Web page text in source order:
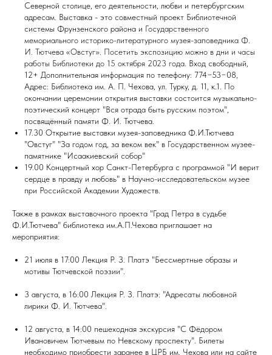
Северной столице, его деятельности, любви и петербургским
адресам. Выставка - это совместный проект Библиотечной
системы Фрунзенского района и Государственного
мемориального историко-литературного музея-заповедника Ф.
И. Тютчева «Овстуг» Посетить экспозицию можно в дни и часы
работы Библиотеки до 15 октября 2023 года. Вход свободный,
12+ Дополнительная информация по телефону: 774−53−08,
Адрес: Библиотека им. А. П. Чехова, ул. Турку, д. 11, к.1. По
окончании церемонии открытия выставки состоится музыкально-
поэтический концерт "Вся отрада быть русским поэтом",
посвящённый памяти Ф. И. Тютчева.
17.30 Открытие выставки музея-заповедника Ф.И.Тютчева
"Овстуг" "За годом год, за веком век" в Государственном музее-
памятнике "Исаакиевский собор"
19.00 Концертный хор Санкт-Петербурга с программой "И верит
сердце в правду и любовь" в Научно-исследовательском музее
при Российской Академии Художеств.
Также в рамках выставочного проекта "Град Петра в судьбе
Ф.И.Тютчева" библиотека им.А.П.Чехова приглашает на
мероприятия:
21 июля в 17:00 Лекция Р. З. Платэ "Бессмертные образы и
мотивы Тютчевской поэзии".
3 августа, в 16:00 Лекция Р. З. Платэ: "Адресаты любовной
лирики Ф. И. Тютчева".
12 августа, в 14:00 пешеходная экскурсия "С Фёдором
Ивановичем Тютчевым по Невскому проспекту". Билеты
необходимо приобрести заранее в ЦРБ им. Чехова или на сайте